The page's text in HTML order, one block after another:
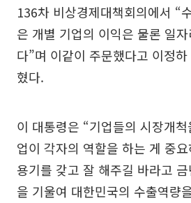
136차 비상경제대책회의에서 “
은 개별 기업의 이익은 물론 일
다”며 이같이 주문했다고 이정
혔다.
이 대통령은 “기업들의 시장개
업이 각자의 역할을 하는 게 중
용기를 갖고 잘 해주길 바라고
을 기울여 대한민국의 수출역량